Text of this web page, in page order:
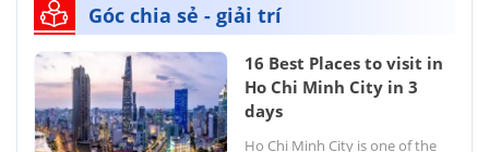
Góc chia sẻ - giải trí
16 Best Places to visit in
Ho Chi Minh City in 3
days
Ho Chi Minh City is one of the